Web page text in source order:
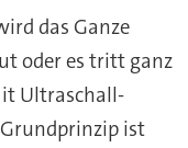
das Ganze
oder es tritt ganz
Ultraschall-
ist